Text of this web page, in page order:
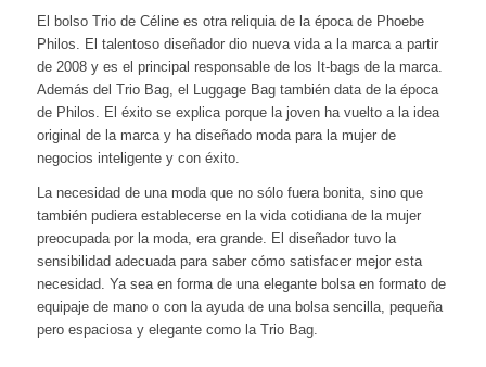
El bolso Trio de Céline es otra reliquia de la época de Phoebe
Philos. El talentoso diseñador dio nueva vida a la marca a partir
de 2008 y es el principal responsable de los It-bags de la marca.
Además del Trio Bag, el Luggage Bag también data de la época
de Philos. El éxito se explica porque la joven ha vuelto a la idea
original de la marca y ha diseñado moda para la mujer de
negocios inteligente y con éxito.
La necesidad de una moda que no sólo fuera bonita, sino que
también pudiera establecerse en la vida cotidiana de la mujer
preocupada por la moda, era grande. El diseñador tuvo la
sensibilidad adecuada para saber cómo satisfacer mejor esta
necesidad. Ya sea en forma de una elegante bolsa en formato de
equipaje de mano o con la ayuda de una bolsa sencilla, pequeña
pero espaciosa y elegante como la Trio Bag.